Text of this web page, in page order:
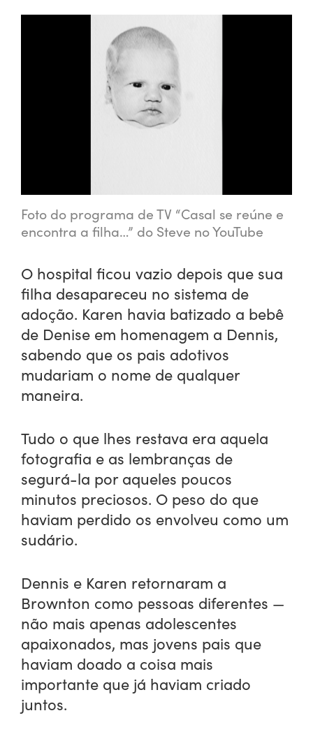
Foto do programa de TV “Casal se reúne e
encontra a filha…” do Steve no YouTube
O hospital ficou vazio depois que sua
filha desapareceu no sistema de
adoção. Karen havia batizado a bebê
de Denise em homenagem a Dennis,
sabendo que os pais adotivos
mudariam o nome de qualquer
maneira.
Tudo o que lhes restava era aquela
fotografia e as lembranças de
segurá-la por aqueles poucos
minutos preciosos. O peso do que
haviam perdido os envolveu como um
sudário.
Dennis e Karen retornaram a
Brownton como pessoas diferentes —
não mais apenas adolescentes
apaixonados, mas jovens pais que
haviam doado a coisa mais
importante que já haviam criado
juntos.